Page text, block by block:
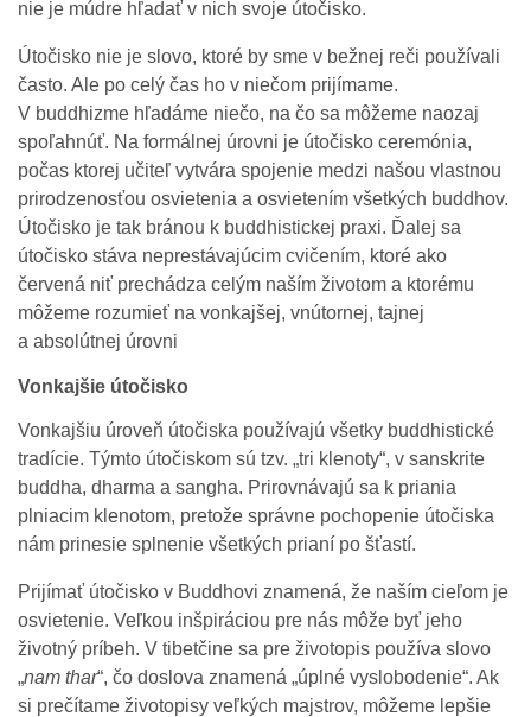
nie je múdre hľadať v nich svoje útočisko.
Útočisko nie je slovo, ktoré by sme v bežnej reči používali
často. Ale po celý čas ho v niečom prijímame.
V buddhizme hľadáme niečo, na čo sa môžeme naozaj
spoľahnúť. Na formálnej úrovni je útočisko ceremónia,
počas ktorej učiteľ vytvára spojenie medzi našou vlastnou
prirodzenosťou osvietenia a osvietením všetkých buddhov.
Útočisko je tak bránou k buddhistickej praxi. Ďalej sa
útočisko stáva neprestávajúcim cvičením, ktoré ako
červená niť prechádza celým naším životom a ktorému
môžeme rozumieť na vonkajšej, vnútornej, tajnej
a absolútnej úrovni
Vonkajšie útočisko
Vonkajšiu úroveň útočiska používajú všetky buddhistické
tradície. Týmto útočiskom sú tzv. „tri klenoty“, v sanskrite
buddha, dharma a sangha. Prirovnávajú sa k priania
plniacim klenotom, pretože správne pochopenie útočiska
nám prinesie splnenie všetkých prianí po šťastí.
Prijímať útočisko v Buddhovi znamená, že naším cieľom je
osvietenie. Veľkou inšpiráciou pre nás môže byť jeho
životný príbeh. V tibetčine sa pre životopis používa slovo
„nam thar“, čo doslova znamená „úplné vyslobodenie“. Ak
si prečítame životopisy veľkých majstrov, môžeme lepšie